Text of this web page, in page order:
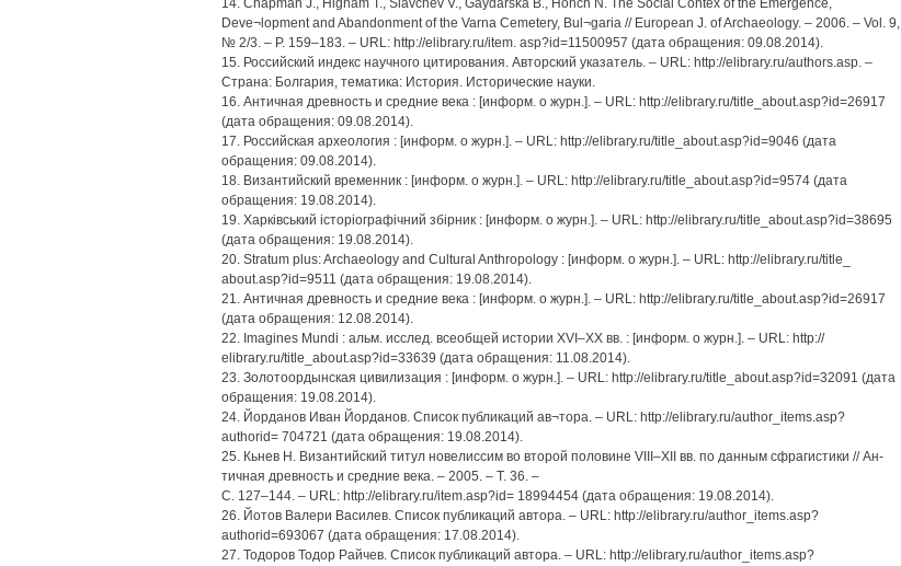
14. Chapman J., Higham T., Slavchev V., Gaydarska B., Honch N. The Social Contex of the Emergence,
Deve¬lopment and Abandonment of the Varna Cemetery, Bul¬garia // European J. of Archaeology. – 2006. – Vol. 9,
№ 2/3. – P. 159–183. – URL: http://elibrary.ru/item. asp?id=11500957 (дата обращения: 09.08.2014).
15. Российский индекс научного цитирования. Авторский указатель. – URL: http://elibrary.ru/authors.asp. –
Страна: Болгария, тематика: История. Исторические науки.
16. Античная древность и средние века : [информ. о журн.]. – URL: http://elibrary.ru/title_about.asp?id=26917
(дата обращения: 09.08.2014).
17. Российская археология : [информ. о журн.]. – URL: http://elibrary.ru/title_about.asp?id=9046 (дата
обращения: 09.08.2014).
18. Византийский временник : [информ. о журн.]. – URL: http://elibrary.ru/title_about.asp?id=9574 (дата
обращения: 19.08.2014).
19. Харківський історіографічний збірник : [информ. о журн.]. – URL: http://elibrary.ru/title_about.asp?id=38695
(дата обращения: 19.08.2014).
20. Stratum plus: Archaeology and Cultural Anthropology : [информ. о журн.]. – URL: http://elibrary.ru/title_
about.asp?id=9511 (дата обращения: 19.08.2014).
21. Античная древность и средние века : [информ. о журн.]. – URL: http://elibrary.ru/title_about.asp?id=26917
(дата обращения: 12.08.2014).
22. Imagines Mundi : альм. исслед. всеобщей истории XVI–XX вв. : [информ. о журн.]. – URL: http://
elibrary.ru/title_about.asp?id=33639 (дата обращения: 11.08.2014).
23. Золотоордынская цивилизация : [информ. о журн.]. – URL: http://elibrary.ru/title_about.asp?id=32091 (дата
обращения: 19.08.2014).
24. Йорданов Иван Йорданов. Список публикаций ав¬тора. – URL: http://elibrary.ru/author_items.asp?
authorid= 704721 (дата обращения: 19.08.2014).
25. Кьнев Н. Византийский титул новелиссим во второй половине VIII–XII вв. по данным сфрагистики // Ан-
тичная древность и средние века. – 2005. – Т. 36. –
С. 127–144. – URL: http://elibrary.ru/item.asp?id= 18994454 (дата обращения: 19.08.2014).
26. Йотов Валери Василев. Список публикаций автора. – URL: http://elibrary.ru/author_items.asp?
authorid=693067 (дата обращения: 17.08.2014).
27. Тодоров Тодор Райчев. Список публикаций автора. – URL: http://elibrary.ru/author_items.asp?